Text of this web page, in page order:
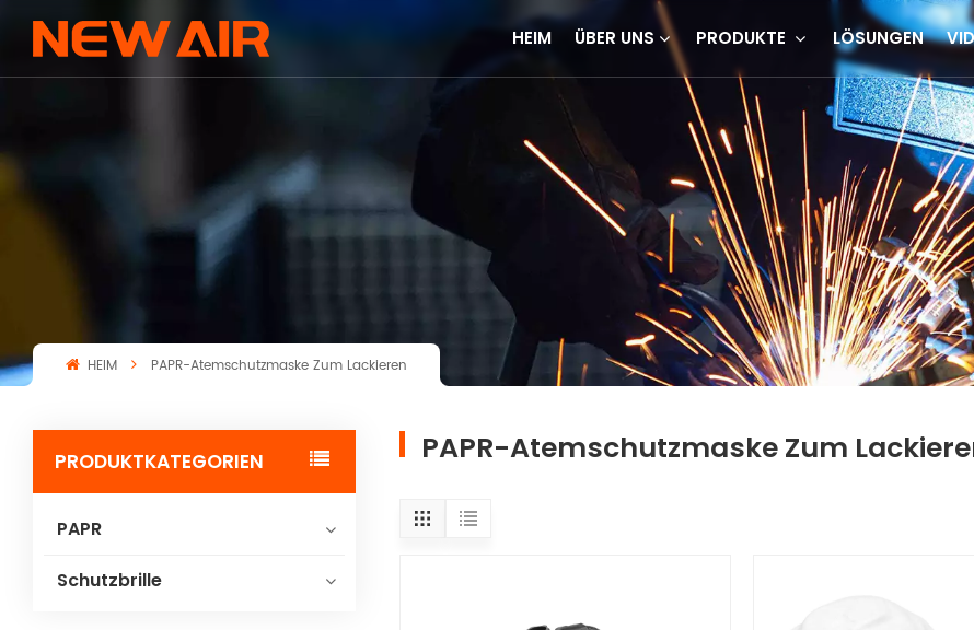
HEIM ÜBER UNS PRODUKTE LÖSUNGEN
HEIM PAPR-Atemschutzmaske Zum Lackieren
PRODUKTKATEGORIEN
PAPR
Schutzbrille
PAPR-Atemschutzmaske Zum